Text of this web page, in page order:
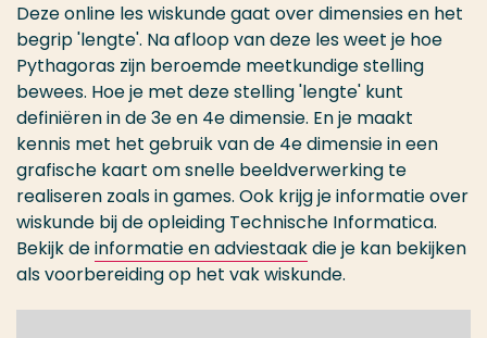
Deze online les wiskunde gaat over dimensies en het
begrip 'lengte'. Na afloop van deze les weet je hoe
Pythagoras zijn beroemde meetkundige stelling
bewees. Hoe je met deze stelling 'lengte' kunt
definiëren in de 3e en 4e dimensie. En je maakt
kennis met het gebruik van de 4e dimensie in een
grafische kaart om snelle beeldverwerking te
realiseren zoals in games. Ook krijg je informatie over
wiskunde bij de opleiding Technische Informatica.
Bekijk deinformatie en adviestaakdie je kan bekijken
als voorbereiding op het vak wiskunde.